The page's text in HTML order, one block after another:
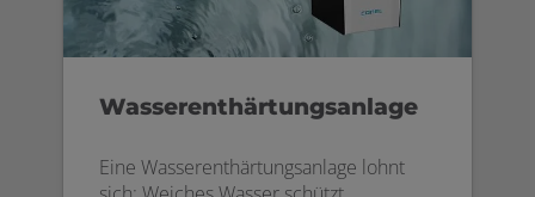
Wasserenthärtungsanlage
Eine Wasserenthärtungsanlage lohnt